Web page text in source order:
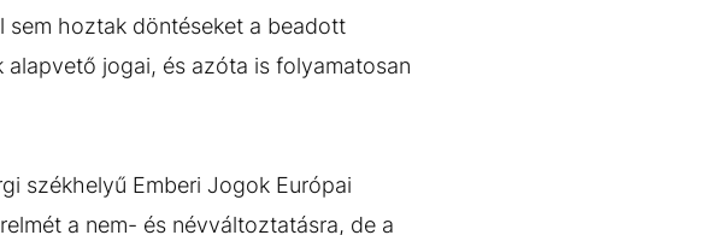
hoztak döntéseket a beadott
alapvető jogai, és azóta is folyamatosan
székhelyű Emberi Jogok Európai
a nem- és névváltoztatásra, de a